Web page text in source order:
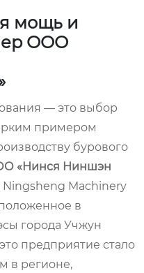
мощь и
ООО
— это выбор
примером
бурового
«Нинся Ниншэн
Ningsheng Machinery
в
города Учжун
предприятие стало
в регионе,